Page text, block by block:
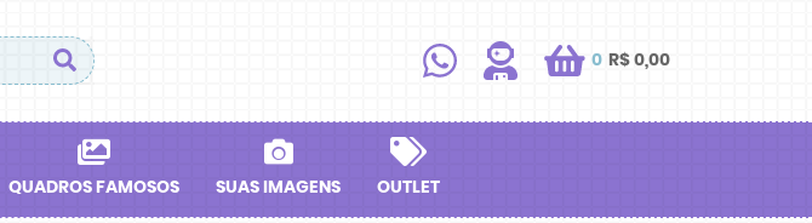
0 R$ 0,00
QUADROS FAMOSOS SUAS IMAGENS OUTLET